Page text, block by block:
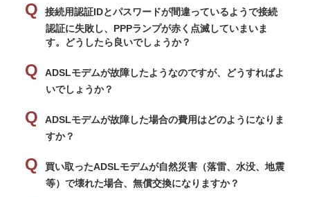
接続用認証IDとパスワードが間違っているようで接続
認証に失敗し、PPPランプが赤く点滅していまいま
す。どうしたら良いでしょうか？
ADSLモデムが故障したようなのですが、どうすればよ
いでしょうか？
ADSLモデムが故障した場合の費用はどのようになりま
すか？
買い取ったADSLモデムが自然災害（落雷、水没、地震
等）で壊れた場合、無償交換になりますか？